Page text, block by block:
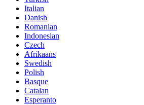
Italian
Danish
Romanian
Indonesian
Czech
Afrikaans
Swedish
Polish
Basque
Catalan
Esperanto